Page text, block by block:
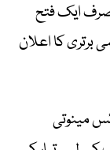
صرف ایک فتح
برتری کا اعلان
مینوتی